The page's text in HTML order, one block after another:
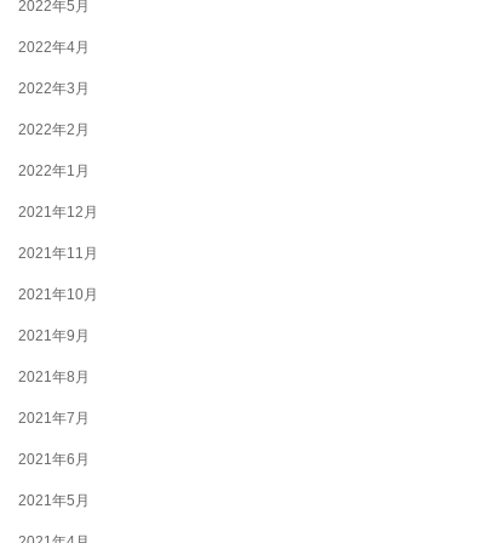
2022年5月
2022年4月
2022年3月
2022年2月
2022年1月
2021年12月
2021年11月
2021年10月
2021年9月
2021年8月
2021年7月
2021年6月
2021年5月